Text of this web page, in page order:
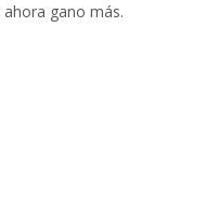
gano más.